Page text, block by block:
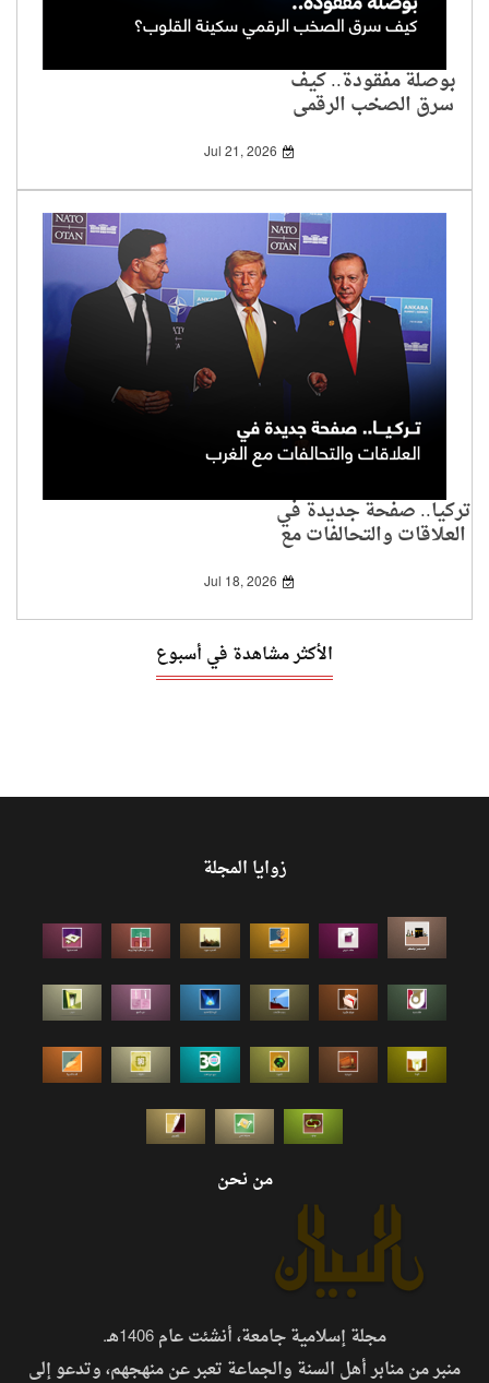
بوصلة مفقودة.. كيف
سرق الصخب الرقمي
سكينة القلوب؟
Jul 21, 2026
تركيا.. صفحة جديدة في
العلاقات والتحالفات مع
Jul 18, 2026
الأكثر مشاهدة في أسبوع
زوايا المجلة
من نحن
مجلة إسلامية جامعة، أنشئت عام 1406هـ.
منبر من منابر أهل السنة والجماعة تعبر عن منهجهم، وتدعو إلى